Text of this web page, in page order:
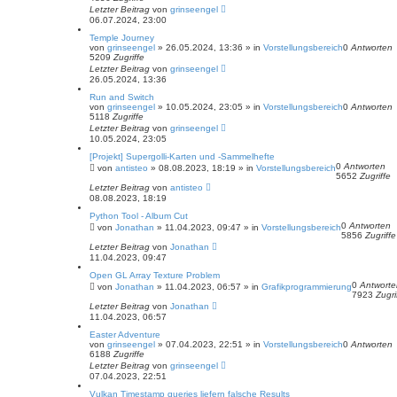
Letzter Beitrag von grinseengel
06.07.2024, 23:00
Temple Journey
von grinseengel » 26.05.2024, 13:36 » in Vorstellungsbereich0 Antworten
5209 Zugriffe
Letzter Beitrag von grinseengel
26.05.2024, 13:36
Run and Switch
von grinseengel » 10.05.2024, 23:05 » in Vorstellungsbereich0 Antworten
5118 Zugriffe
Letzter Beitrag von grinseengel
10.05.2024, 23:05
[Projekt] Supergolli-Karten und -Sammelhefte
von antisteo » 08.08.2023, 18:19 » in Vorstellungsbereich0 Antworten
5652 Zugriffe
Letzter Beitrag von antisteo
08.08.2023, 18:19
Python Tool - Album Cut
von Jonathan » 11.04.2023, 09:47 » in Vorstellungsbereich0 Antworten
5856 Zugriffe
Letzter Beitrag von Jonathan
11.04.2023, 09:47
Open GL Array Texture Problem
von Jonathan » 11.04.2023, 06:57 » in Grafikprogrammierung0
7923
Letzter Beitrag von Jonathan
11.04.2023, 06:57
Easter Adventure
von grinseengel » 07.04.2023, 22:51 » in Vorstellungsbereich0 Antworten
6188 Zugriffe
Letzter Beitrag von grinseengel
07.04.2023, 22:51
Vulkan Timestamp queries liefern falsche Results